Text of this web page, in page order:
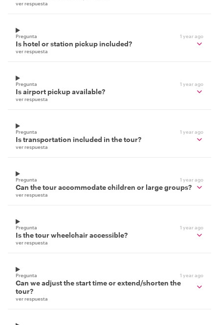
ver respuesta
Pregunta 1 year ago
Is hotel or station pickup included?
ver respuesta
Pregunta 1 year ago
Is airport pickup available?
ver respuesta
Pregunta 1 year ago
Is transportation included in the tour?
ver respuesta
Pregunta 1 year ago
Can the tour accommodate children or large groups?
ver respuesta
Pregunta 1 year ago
Is the tour wheelchair accessible?
ver respuesta
Pregunta 1 year ago
Can we adjust the start time or extend/shorten the
tour?
ver respuesta